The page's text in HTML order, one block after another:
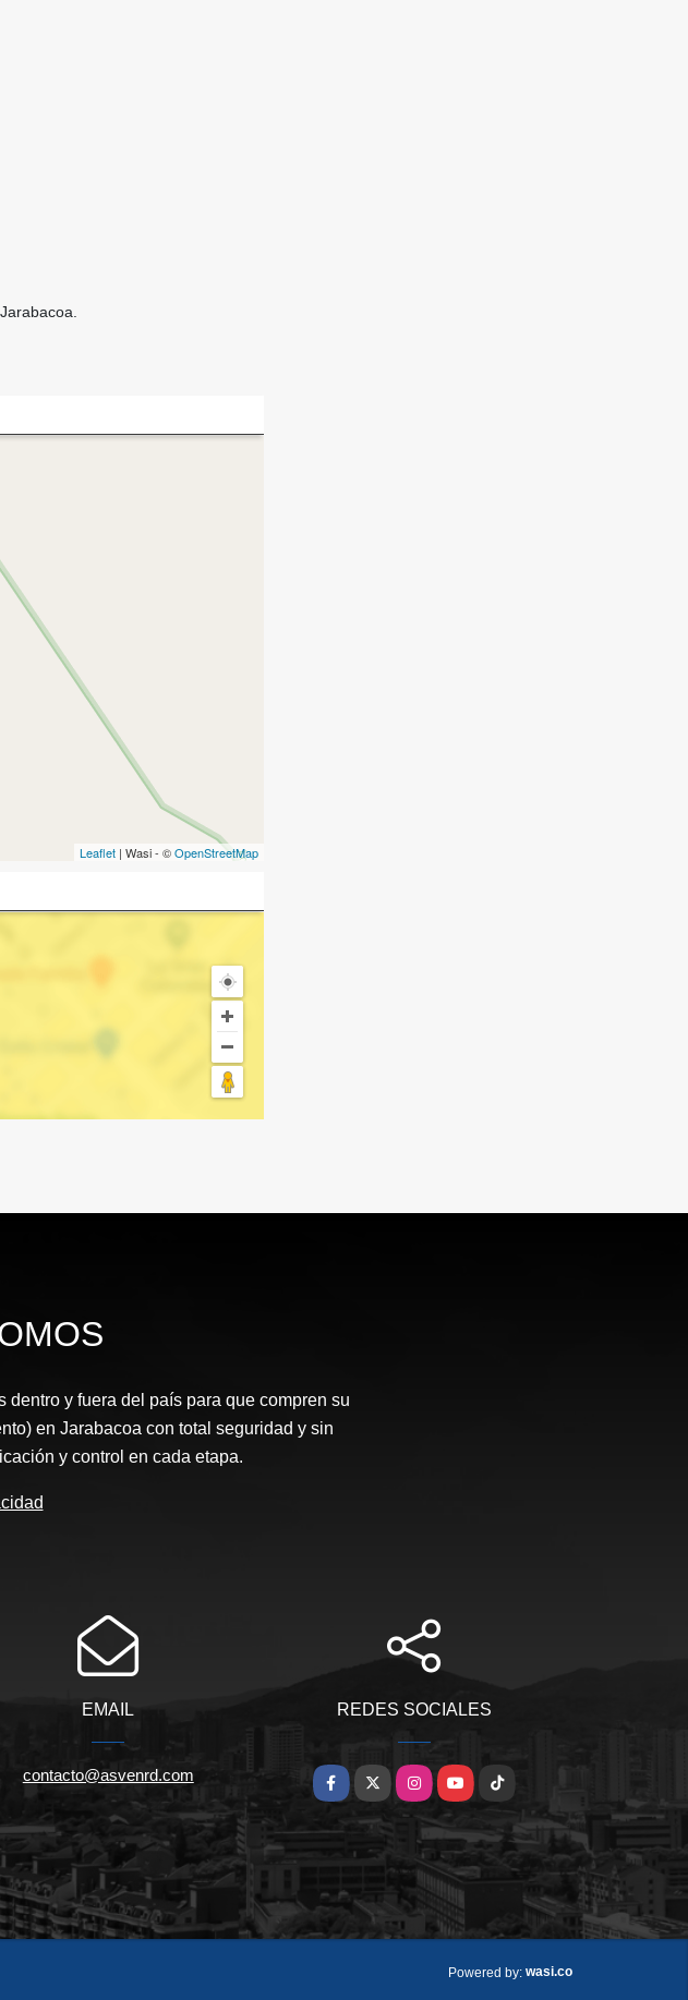
Leaflet | Wasi - ©OpenStreetMap
y fuera del país para que compren su
en Jarabacoa con total seguridad y sin
y control en cada etapa.
EMAIL
contacto@asvenrd.com
REDES SOCIALES
Facebook
X InstagramYouTubeTikTok
Powered by: wasi.co